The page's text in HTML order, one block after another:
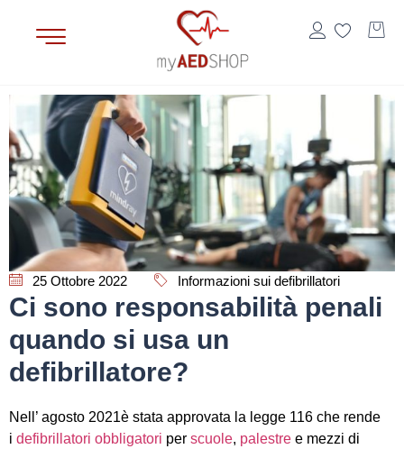
25 Ottobre 2022 Informazioni sui defibrillatori
Ci sono responsabilità penali
quando si usa un
defibrillatore?
Nell’ agosto 2021è stata approvata la legge 116 che rende
i defibrillatori obbligatori per scuole, palestre e mezzi di